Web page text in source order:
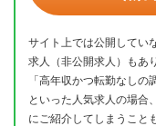
サイト上では公開してい
求人（非公開求人）もあ
「高年収かつ転勤なしの
といった人気求人の場合
にご紹介してしまうこと